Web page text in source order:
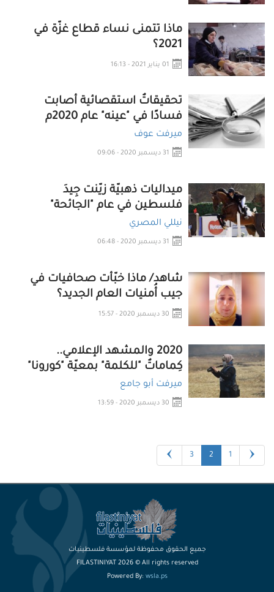
ماذا تتمنى نساء قطاع غزّة في
2021؟
01 يناير 2021 - 16:13
تحقيقاتٌ استقصائية أصابت
فسادًا في "عينه" عام 2020م
ميرفت عوف
31 ديسمبر 2020 - 09:06
ميداليات ذهبيّة زيّنت جِيدَ
فلسطين في عام "الجائحة"
نيللي المصري
31 ديسمبر 2020 - 06:48
شاهد/ ماذا خبّأت صحافيات في
جيب أُمنيات العام الجديد؟
30 ديسمبر 2020 - 15:57
2020 والمشهد الإعلامي..
كِماماتٌ "للكلمة" بمعيّة "كورونا"
ميرفت أبو جامع
30 ديسمبر 2020 - 13:59
1
2
3
جميع الحقوق محفوظة لمؤسسة فلسطينيات
FILASTINIYAT 2026 © All rights reserved
Powered By: wsla.ps